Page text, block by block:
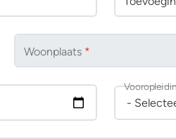
Woonplaats *